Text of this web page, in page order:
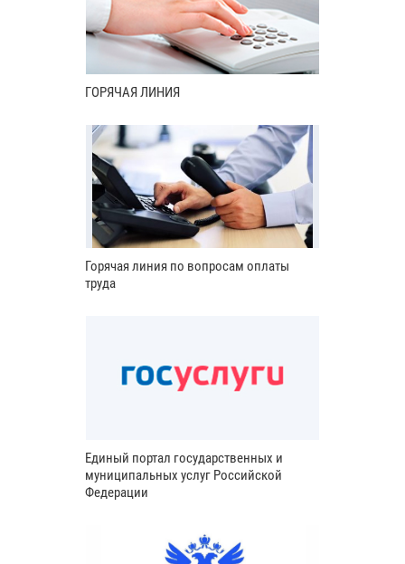
ГОРЯЧАЯ ЛИНИЯ
Горячая линия по вопросам оплаты
труда
Единый портал государственных и
муниципальных услуг Российской
Федерации